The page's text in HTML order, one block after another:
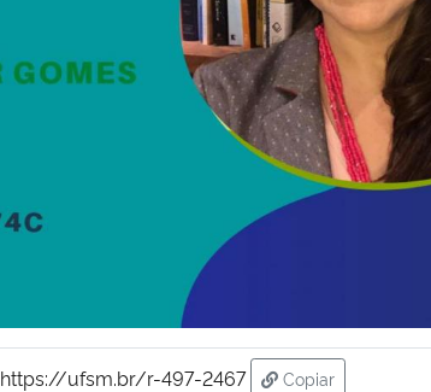
https://ufsm.br/r-497-2467
Copiar